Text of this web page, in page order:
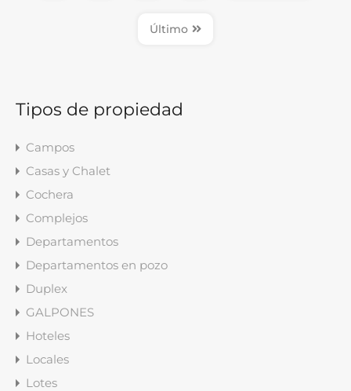
Último
Tipos de propiedad
Campos
Casas y Chalet
Cochera
Complejos
Departamentos
Departamentos en pozo
Duplex
GALPONES
Hoteles
Locales
Lotes